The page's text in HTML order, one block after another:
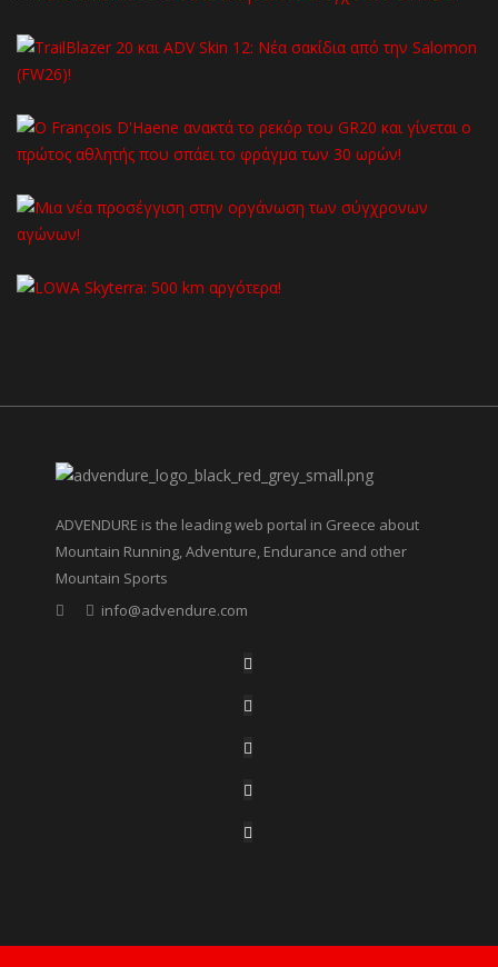
ADVENDURE is the leading web portal in Greece about
Mountain Running, Adventure, Endurance and other
Mountain Sports
info@advendure.com